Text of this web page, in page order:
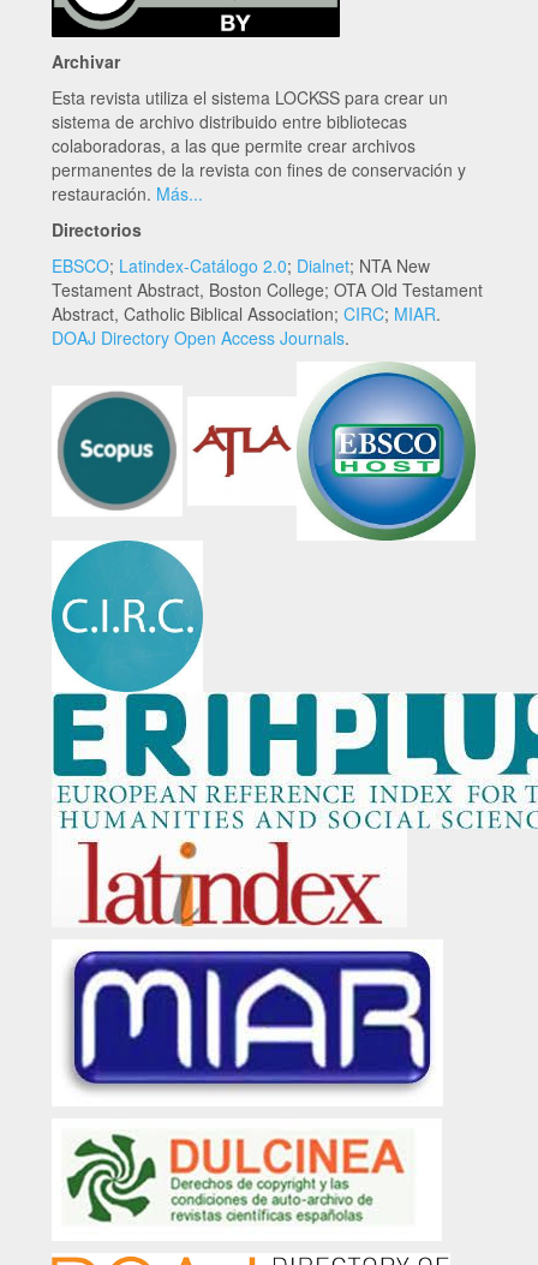
Archivar
Esta revista utiliza el sistema LOCKSS para crear un
sistema de archivo distribuido entre bibliotecas
colaboradoras, a las que permite crear archivos
permanentes de la revista con fines de conservación y
restauración. Más...
Directorios
EBSCO; Latindex-Catálogo 2.0; Dialnet; NTA New
Testament Abstract, Boston College; OTA Old Testament
Abstract, Catholic Biblical Association; CIRC; MIAR.
DOAJ Directory Open Access Journals.